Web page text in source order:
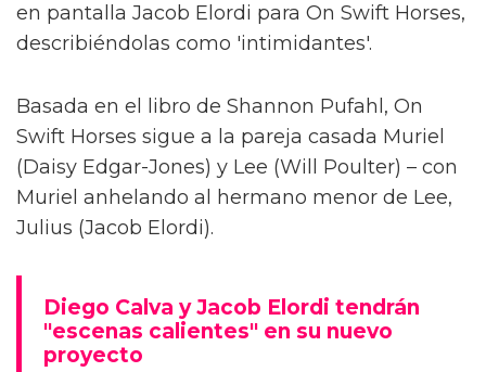
en pantalla Jacob Elordi para On Swift Horses,
describiéndolas como 'intimidantes'.
Basada en el libro de Shannon Pufahl, On
Swift Horses sigue a la pareja casada Muriel
(Daisy Edgar-Jones) y Lee (Will Poulter) – con
Muriel anhelando al hermano menor de Lee,
Julius (Jacob Elordi).
Diego Calva y Jacob Elordi tendrán
"escenas calientes" en su nuevo
proyecto